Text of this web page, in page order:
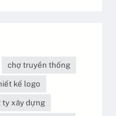
chợ truyền thống
kế logo
ty xây dựng